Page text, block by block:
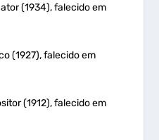
(1934), falecido em
(1927), falecido em
(1912), falecido em